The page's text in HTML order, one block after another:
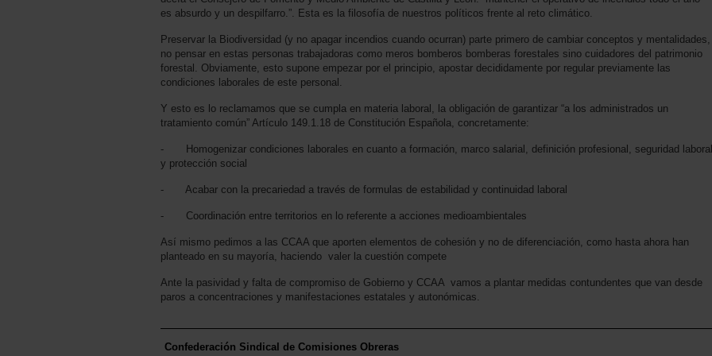
es absurdo y un despilfarro.”. Esta es la filosofía de nuestros políticos frente al reto climático.
Preservar la Biodiversidad (y no apagar incendios cuando ocurran) parte primero de cambiar conceptos y mentalidades,
no pensar en estas personas trabajadoras como meros bomberos bomberas forestales sino cuidadores del patrimonio
forestal. Obviamente, esto supone empezar por el principio, apostar decididamente por regular previamente las
condiciones laborales de este personal.
Y esto es lo reclamamos que se cumpla en materia laboral, la obligación de garantizar “a los administrados un
tratamiento común” Artículo 149.1.18 de Constitución Española, concretamente:
- Homogenizar condiciones laborales en cuanto a formación, marco salarial, definición profesional, seguridad laboral
y protección social
- Acabar con la precariedad a través de formulas de estabilidad y continuidad laboral
- Coordinación entre territorios en lo referente a acciones medioambientales
Así mismo pedimos a las CCAA que aporten elementos de cohesión y no de diferenciación, como hasta ahora han
planteado en su mayoría, haciendo valer la cuestión compete
Ante la pasividad y falta de compromiso de Gobierno y CCAA vamos a plantar medidas contundentes que van desde
paros a concentraciones y manifestaciones estatales y autonómicas.
Confederación Sindical de Comisiones Obreras